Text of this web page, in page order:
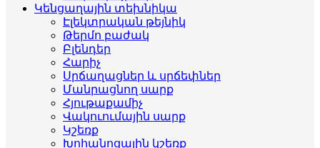
Կենցաղային տեխնիկա
Էլեկտրական թեյնիկ
Թերմո բաժակ
Բլենդեր
Հարիչ
Սրճաղացներ և սրճեփներ
Մանրացնող սարք
Հյութաքամիչ
Վակուումային սարք
Կշեռք
Խոհանոցային կշեռք